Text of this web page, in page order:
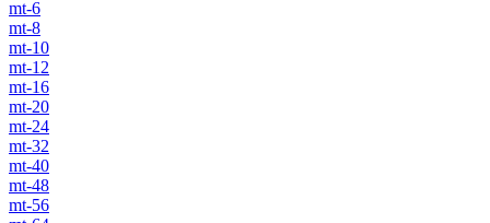
mt-6
mt-8
mt-10
mt-12
mt-16
mt-20
mt-24
mt-32
mt-40
mt-48
mt-56